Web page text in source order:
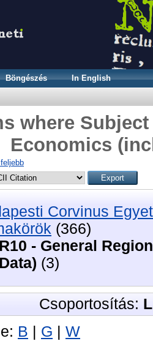
Böngészés In English
where
Economics
Corvinus
(366)
R10 - General
Data) (3)
Csoportosítás:
B G
W